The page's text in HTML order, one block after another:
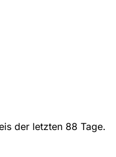
der letzten 88 Tage.